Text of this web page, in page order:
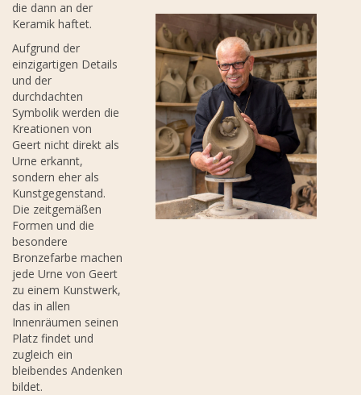
die dann an der
Keramik haftet.
Aufgrund der
einzigartigen Details
und der
durchdachten
Symbolik werden die
Kreationen von
Geert nicht direkt als
Urne erkannt,
sondern eher als
Kunstgegenstand.
Die zeitgemäßen
Formen und die
besondere
Bronzefarbe machen
jede Urne von Geert
zu einem Kunstwerk,
das in allen
Innenräumen seinen
Platz findet und
zugleich ein
bleibendes Andenken
bildet.